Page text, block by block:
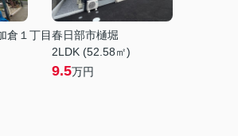
倉１丁目春日部市樋堀
2LDK (52.58㎡)
9.5万円